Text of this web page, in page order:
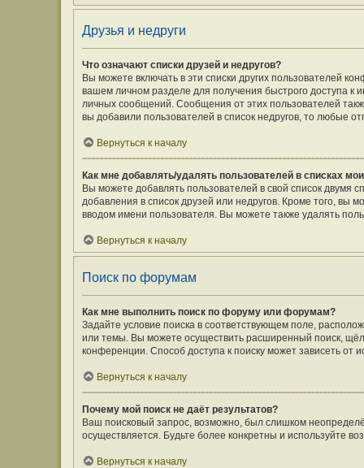
Друзья и недруги
Что означают списки друзей и недругов?
Вы можете включать в эти списки других пользователей
вашем личном разделе для получения быстрого доступа к
личных сообщений. Сообщения от этих пользователей
вы добавили пользователей в список недругов, то любые
Вернуться к началу
Как мне добавлять/удалять пользователей в списках
Вы можете добавлять пользователей в свой список двумя
добавления в список друзей или недругов. Кроме того, вы
вводом имени пользователя. Вы можете также удалять
Вернуться к началу
Поиск по форумам
Как мне выполнить поиск по форуму или форумам?
Задайте условие поиска в соответствующем поле,
или темы. Вы можете осуществить расширенный поиск,
конференции. Способ доступа к поиску может зависеть от
Вернуться к началу
Почему мой поиск не даёт результатов?
Ваш поисковый запрос, возможно, был слишком
осуществляется. Будьте более конкретны и используйте
Вернуться к началу